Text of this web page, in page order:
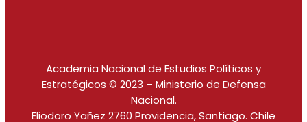
Academia Nacional de Estudios Políticos y
Estratégicos © 2023 – Ministerio de Defensa
Nacional.
Eliodoro Yañez 2760 Providencia, Santiago. Chile